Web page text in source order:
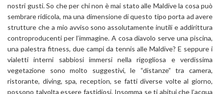
nostri gusti. So che per chi non è mai stato alle Maldive la cosa può
sembrare ridicola, ma una dimensione di questo tipo porta ad avere
strutture che a mio avviso sono assolutamente inutili e addirittura
controproducenti per l’immagine. A cosa diavolo serve una piscina,
una palestra fitness, due campi da tennis alle Maldive? E seppure i
vialetti interni sabbiosi immersi nella rigogliosa e verdissima
vegetazione sono molto suggestivi, le “distanze” tra camera,
ristorante, diving, spa, reception, se fatti diverse volte al giorno,
possono talvolta essere fastidiosi. Insomma se ti abitui che l’acqua